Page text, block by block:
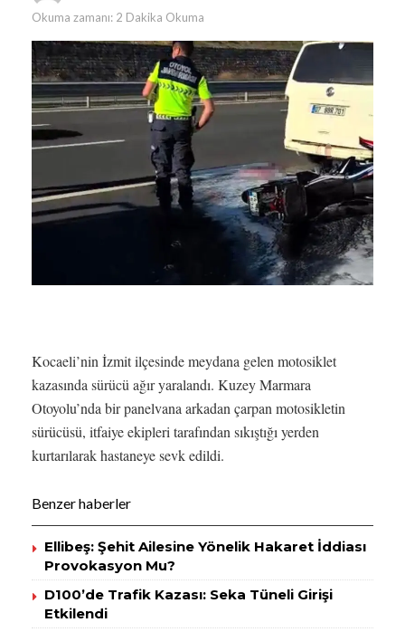
Okuma zamanı: 2 Dakika Okuma
Kocaeli’nin İzmit ilçesinde meydana gelen motosiklet
kazasında sürücü ağır yaralandı. Kuzey Marmara
Otoyolu’nda bir panelvana arkadan çarpan motosikletin
sürücüsü, itfaiye ekipleri tarafından sıkıştığı yerden
kurtarılarak hastaneye sevk edildi.
Benzer haberler
Ellibeş: Şehit Ailesine Yönelik Hakaret İddiası
Provokasyon Mu?
D100’de Trafik Kazası: Seka Tüneli Girişi
Etkilendi